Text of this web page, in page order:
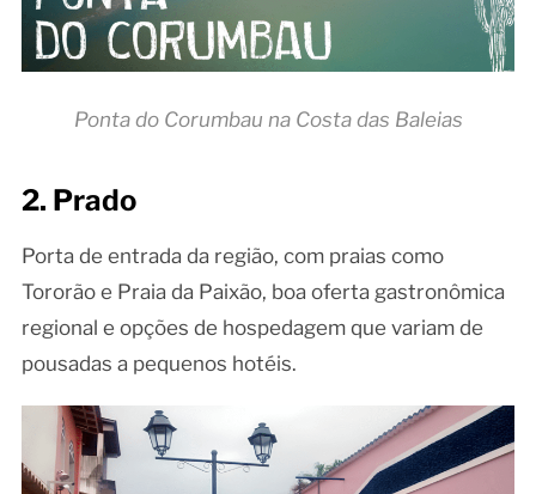
Ponta do Corumbau na Costa das Baleias
2. Prado
Porta de entrada da região, com praias como
Tororão e Praia da Paixão, boa oferta gastronômica
regional e opções de hospedagem que variam de
pousadas a pequenos hotéis.